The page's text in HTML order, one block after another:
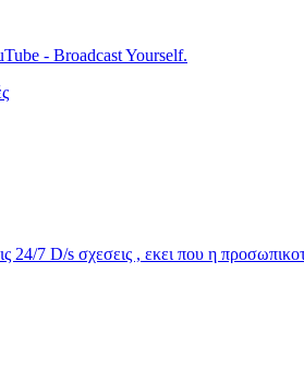
- Broadcast Yourself.
7 D/s σχεσεις , εκει που η